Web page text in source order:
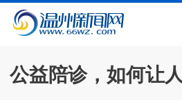
公益陪诊，如何让